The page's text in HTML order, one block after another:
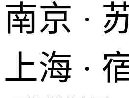
南京 ·
上海 ·